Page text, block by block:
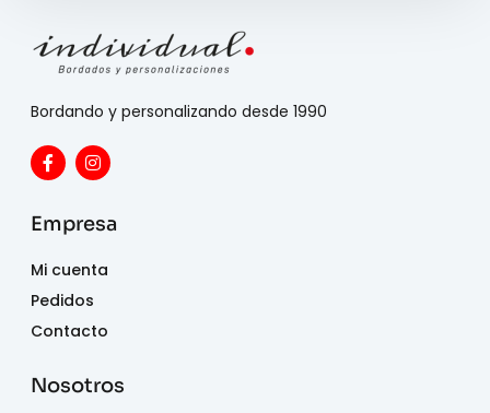
Bordando y personalizando desde 1990
Empresa
Mi cuenta
Pedidos
Contacto
Nosotros